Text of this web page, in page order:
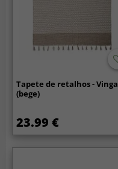
Tapete de retalhos - Vinga
(bege)
23.99 €